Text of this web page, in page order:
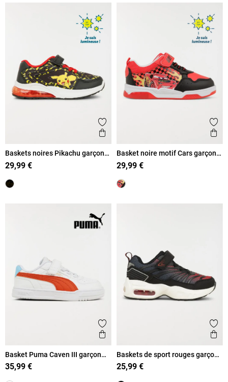
Ajouter aux favoris
Aperçu rapide
Baskets noires Pikachu garçon
(25-30)
29,99 €
Basket noire motif Cars garçon
(24-30)
29,99 €
Ajouter aux favoris
Aperçu rapide
Basket Puma Caven III garçon
(24-27)
35,99 €
Baskets de sport rouges garçon
(24-30)
25,99 €